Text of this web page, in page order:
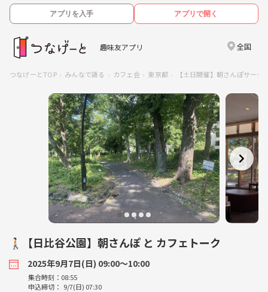
アプリを入手 アプリで開く
趣味友アプリ 全国
つなげーとTOP みんなで語る カフェ会 東京都 【土日開催】朝さんぽサー
🚶🏻【日比谷公園】朝さんぽ と カフェトーク
2025年9月7日(日) 09:00〜10:00
集合時刻：08:55
申込締切： 9/7(日) 07:30